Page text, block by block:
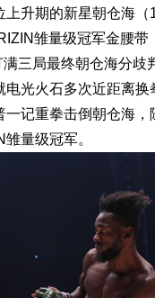
升期的新星朝仓海
雏量级冠军金腰
三局最终朝仓海分歧
光火石多次近距离
记重拳击倒朝仓海
量级冠军。